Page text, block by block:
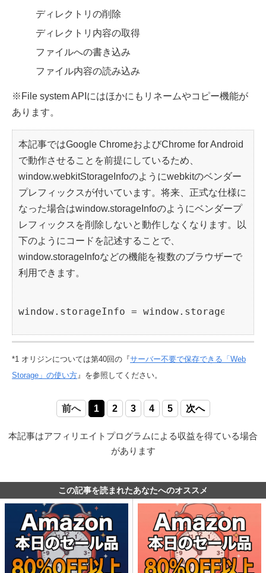
ディレクトリの削除
ディレクトリ内容の取得
ファイルへの書き込み
ファイル内容の読み込み
※File system APIにはほかにもリネームやコピー機能が
あります。
本記事ではGoogle ChromeおよびChrome for Android
で動作させることを前提にしているため、
window.webkitStorageInfoのようにwebkitのベンダー
プレフィックスが付いています。将来、正式な仕様に
なった場合はwindow.storageInfoのようにベンダープ
レフィックスを削除しないと動作しなくなります。以
下のようにコードを記述することで、
window.storageInfoなどの機能を複数のブラウザーで
利用できます。
*1 オリジンについては第40回の『サーバー不要で保存できる「Web
Storage」の使い方』を参照してください。
前へ 1 2 3 4 5 次へ
本記事はアフィリエイトプログラムによる収益を得ている場合
があります
この記事を読まれたあなたへのオススメ